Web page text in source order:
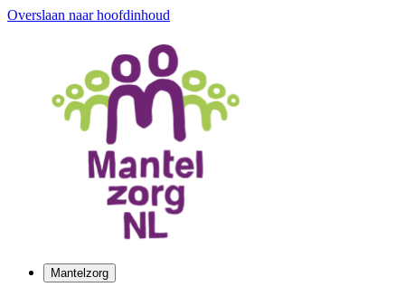
Overslaan naar hoofdinhoud
Mantelzorg